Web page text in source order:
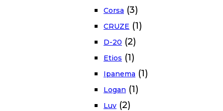
Corsa (3)
CRUZE (1)
D-20 (2)
Etios (1)
Ipanema (1)
Logan (1)
Luv (2)